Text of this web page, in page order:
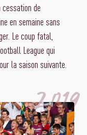
de
en semaine sans
Le coup fatal,
League qui
la saison suivante.
2019